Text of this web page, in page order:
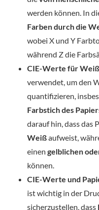
werden können. In
Farben durch die
wobei X und Y
während Z die
CIE-Werte für
verwendet, um den
quantifizieren,
Farbstich des
darauf hin, dass das
Weißaufweist,
einen gelblichen
können.
CIE-Werte und
ist wichtig in der
sicherzustellen, dass